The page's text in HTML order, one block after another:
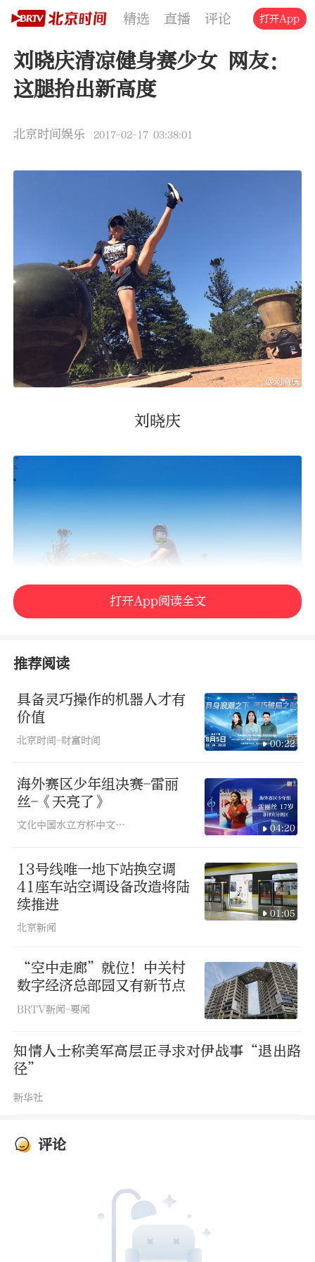
精选 直播 评论 交通 文旅
打开App
刘晓庆清凉健身赛少女 网友：
这腿抬出新高度
北京时间娱乐 2017-02-17 03:38:01
刘晓庆
打开App阅读全文
推荐阅读
具备灵巧操作的机器人才有
价值
北京时间-财富时间 00:22
海外赛区少年组决赛-雷丽
丝-《天亮了》
文化中国水立方杯中文歌曲大赛 04:20
13号线唯一地下站换空调
41座车站空调设备改造将陆
续推进
北京新闻
01:05
“空中走廊”就位！中关村
数字经济总部园又有新节点
BRTV新闻-要闻
知情人士称美军高层正寻求对伊战事“退出路
径”
新华社
评论